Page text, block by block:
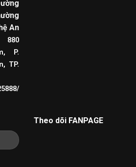
An
880
P.
TP.
Theo dõi FANPAGE